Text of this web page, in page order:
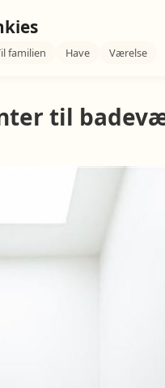
familien Have Værelse
til